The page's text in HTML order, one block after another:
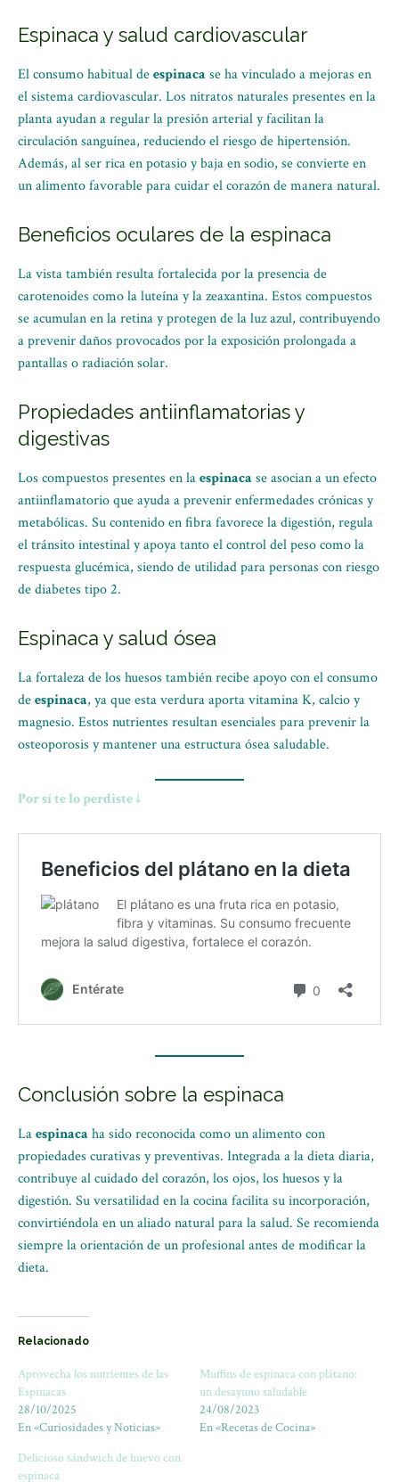
Espinaca y salud cardiovascular
El consumo habitual deespinaca se ha vinculado a mejoras en
el sistema cardiovascular. Los nitratos naturales presentes en la
planta ayudan a regular la presión arterial y facilitan la
circulación sanguínea, reduciendo el riesgo de hipertensión.
Además, al ser rica en potasio y baja en sodio, se convierte en
un alimento favorable para cuidar el corazón de manera natural.
Beneficios oculares de la espinaca
La vista también resulta fortalecida por la presencia de
carotenoides como la luteína y la zeaxantina. Estos compuestos
se acumulan en la retina y protegen de la luz azul, contribuyendo
a prevenir daños provocados por la exposición prolongada a
pantallas o radiación solar.
Propiedades antiinflamatorias y
digestivas
Los compuestos presentes en laespinaca se asocian a un efecto
antiinflamatorio que ayuda a prevenir enfermedades crónicas y
metabólicas. Su contenido en fibra favorece la digestión, regula
el tránsito intestinal y apoya tanto el control del peso como la
respuesta glucémica, siendo de utilidad para personas con riesgo
de diabetes tipo 2.
Espinaca y salud ósea
La fortaleza de los huesos también recibe apoyo con el consumo
deespinaca, ya que esta verdura aporta vitamina K, calcio y
magnesio. Estos nutrientes resultan esenciales para prevenir la
osteoporosis y mantener una estructura ósea saludable.
Por sí te lo perdiste ↓
Conclusión sobre la espinaca
Laespinaca ha sido reconocida como un alimento con
propiedades curativas y preventivas. Integrada a la dieta diaria,
contribuye al cuidado del corazón, los ojos, los huesos y la
digestión. Su versatilidad en la cocina facilita su incorporación,
convirtiéndola en un aliado natural para la salud. Se recomienda
siempre la orientación de un profesional antes de modificar la
dieta.
Relacionado
Aprovecha los nutrientes de las
Espinacas
28/10/2025
En «Curiosidades y Noticias»
Muffins de espinaca con plátano:
un desayuno saludable
24/08/2023
En «Recetas de Cocina»
Delicioso sándwich de huevo con
espinaca